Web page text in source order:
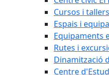
Cursos i tallers
Espais i
Equipaments
Rutes i
Dinamització
Centre